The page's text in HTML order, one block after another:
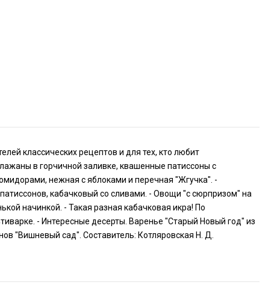
классических рецептов и для тех, кто любит
в горчичной заливке, квашенные патиссоны с
нежная с яблоками и перечная "Жгучка". -
кабачковый со сливами. - Овощи "с сюрпризом" на
начинкой. - Такая разная кабачковая икра! По
- Интересные десерты. Варенье "Старый Новый год" из
"Вишневый сад". Составитель: Котляровская Н. Д.